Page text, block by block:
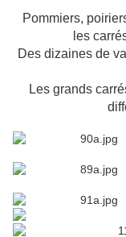
Pommiers,
les
Des dizaines de
Les grands